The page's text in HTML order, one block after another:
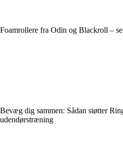
Foamrollere fra Odin og Blackroll –
Bevæg dig sammen: Sådan støtter
udendørstræning